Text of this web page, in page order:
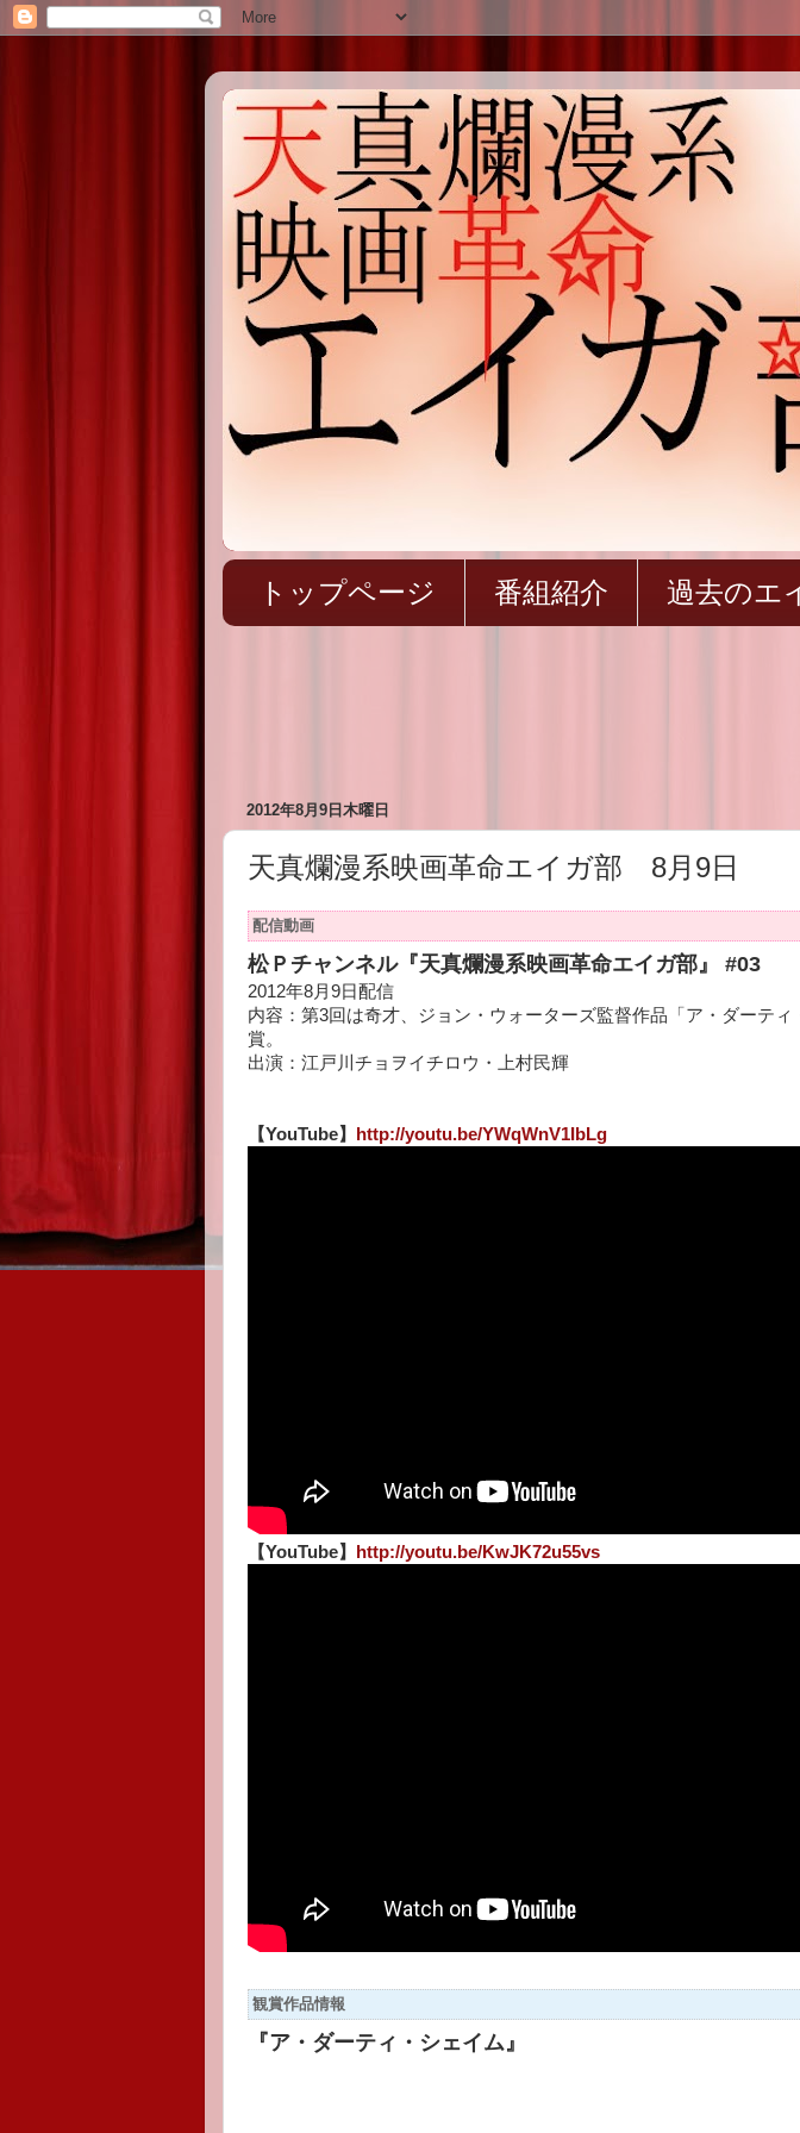
トップページ 番組紹介 過去のエ
2012年8月9日木曜日
天真爛漫系映画革命エイガ部 8月9日
配信動画
松Ｐチャンネル『天真爛漫系映画革命エイガ部』 #03
2012年8月9日配信
内容：第3回は奇才、ジョン・ウォーターズ監督作品「ア・ダーティ
賞。
出演：江戸川チョヲイチロウ・上村民輝
【YouTube】 http://youtu.be/YWqWnV1IbLg
【YouTube】 http://youtu.be/KwJK72u55vs
観賞作品情報
『ア・ダーティ・シェイム』